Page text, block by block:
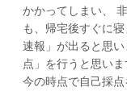
かかってしまい、
も、帰宅後すぐに
速報」が出ると思
点」を行うと思い
今の時点で自己採